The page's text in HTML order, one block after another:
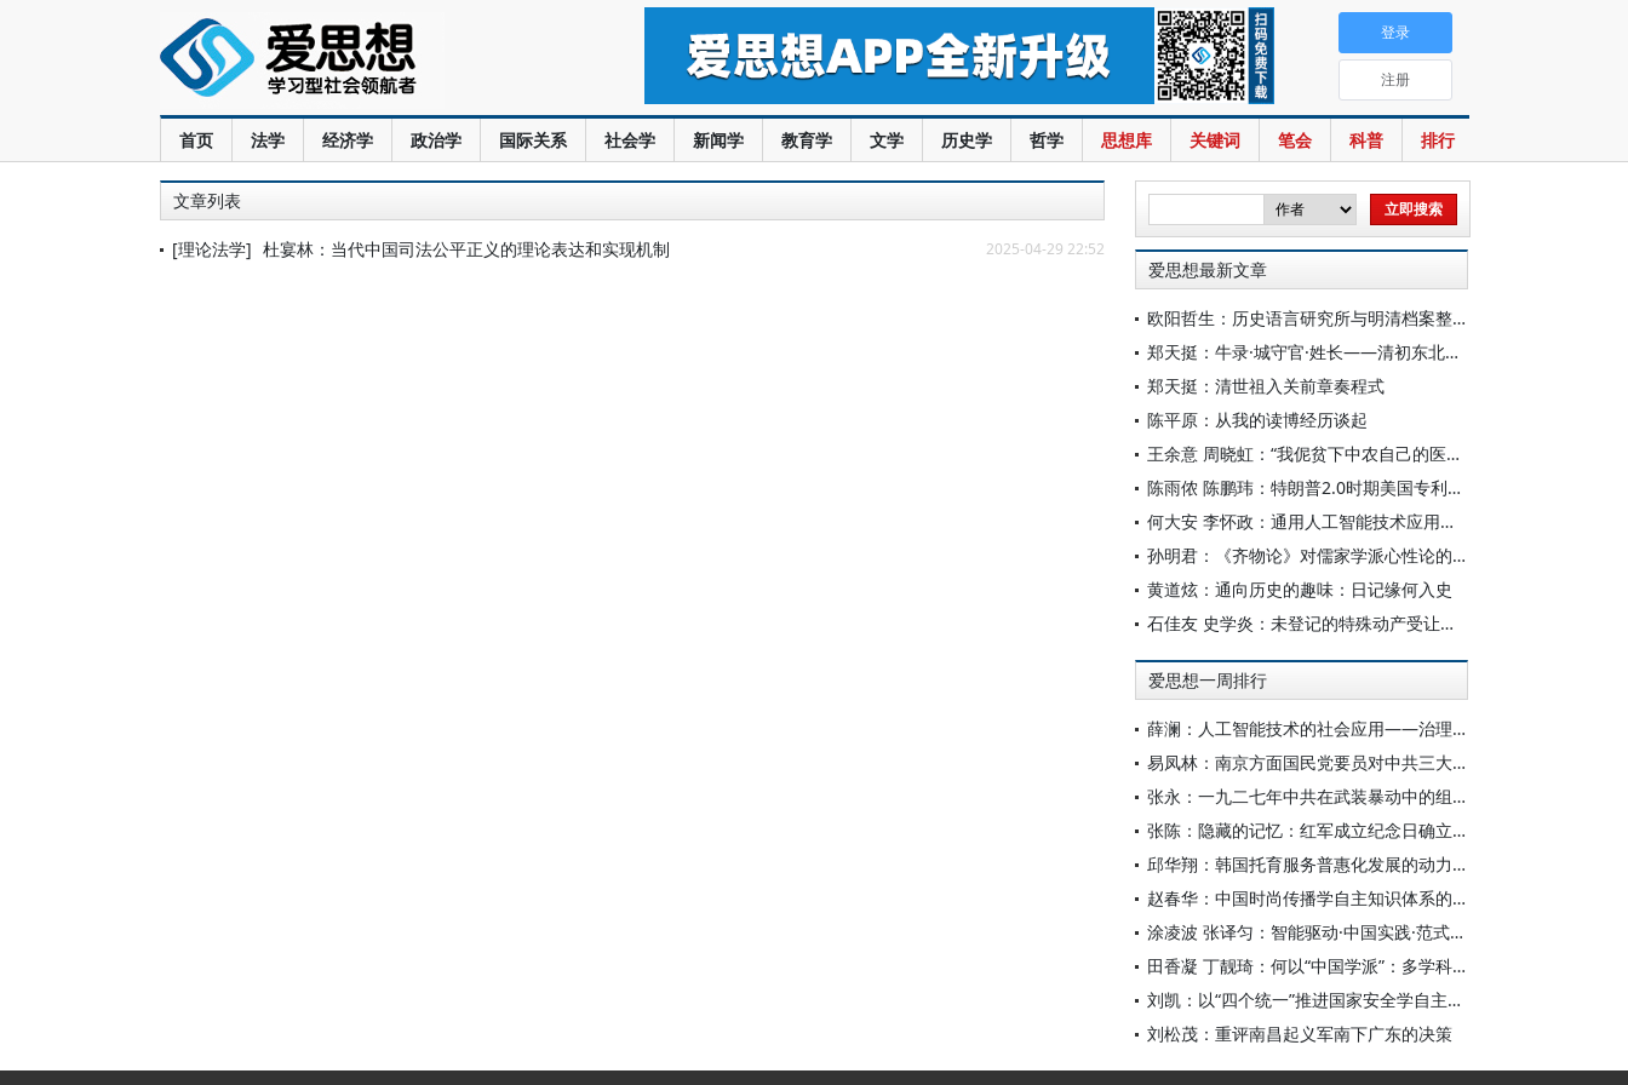
首页 法学 经济学 政治学 国际关系 社会学 新闻学 教育学 文学 历史学 哲学 思想库 关键词 笔会 科普 排行
登录
注册
文章列表
[理论法学] 杜宴林：当代中国司法公平正义的理论表达和实现机制 2025-04-29 22:52
爱思想最新文章
欧阳哲生：历史语言研究所与明清档案整理工作（1928-1949年）
郑天挺：牛录·城守官·姓长——清初东北的地方行政机构
郑天挺：清世祖入关前章奏程式
陈平原：从我的读博经历谈起
王余意 周晓虹：“我伲贫下中农自己的医生”——赤脚医生的视觉表征与形象建构（1965—1978）
陈雨侬 陈鹏玮：特朗普2.0时期美国专利制度的“武器化”演进与中国应对
何大安 李怀政：通用人工智能技术应用下的数字调节机制
孙明君：《齐物论》对儒家学派心性论的回应
黄道炫：通向历史的趣味：日记缘何入史
石佳友 史学炎：未登记的特殊动产受让人排除强制执行问题研究
爱思想一周排行
薛澜：人工智能技术的社会应用——治理挑战
易凤林：南京方面国民党要员对中共三大起义的反应
张永：一九二七年中共在武装暴动中的组织转型
张陈：隐藏的记忆：红军成立纪念日确立前中共对南昌起义的纪念
邱华翔：韩国托育服务普惠化发展的动力机制、制度路径与政策效应
赵春华：中国时尚传播学自主知识体系的内在逻辑与实践路径
涂凌波 张译匀：智能驱动·中国实践·范式创新：“构建中国新闻传播学自主知识体系”专题研讨会综述
田香凝 丁靓琦：何以“中国学派”：多学科视野下中国特色新闻传播学建设的研究
刘凯：以“四个统一”推进国家安全学自主知识体系构建
刘松茂：重评南昌起义军南下广东的决策